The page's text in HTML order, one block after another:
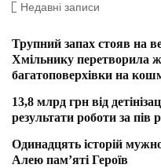
Недавні записи
Трупний запах стояв на
Хмільнику перетворила
багатоповерхівки на
13,8 млрд грн від
результати роботи за пів
Одинадцять історій
Алею пам’яті Героїв